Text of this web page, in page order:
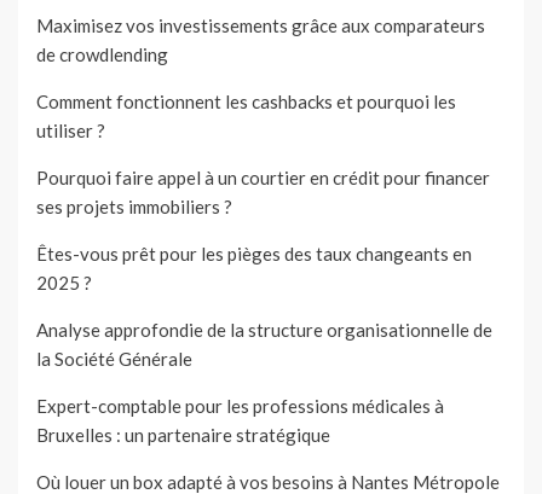
Maximisez vos investissements grâce aux comparateurs
de crowdlending
Comment fonctionnent les cashbacks et pourquoi les
utiliser ?
Pourquoi faire appel à un courtier en crédit pour financer
ses projets immobiliers ?
Êtes-vous prêt pour les pièges des taux changeants en
2025 ?
Analyse approfondie de la structure organisationnelle de
la Société Générale
Expert-comptable pour les professions médicales à
Bruxelles : un partenaire stratégique
Où louer un box adapté à vos besoins à Nantes Métropole